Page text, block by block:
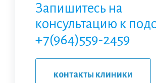
Запишитесь на
консультацию к
+7(964)559-2459
контакты клиники